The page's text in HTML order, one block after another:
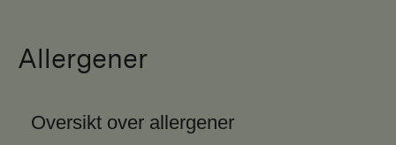
Allergener
Oversikt over allergener